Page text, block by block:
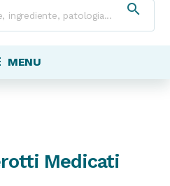

MENU
Medicati